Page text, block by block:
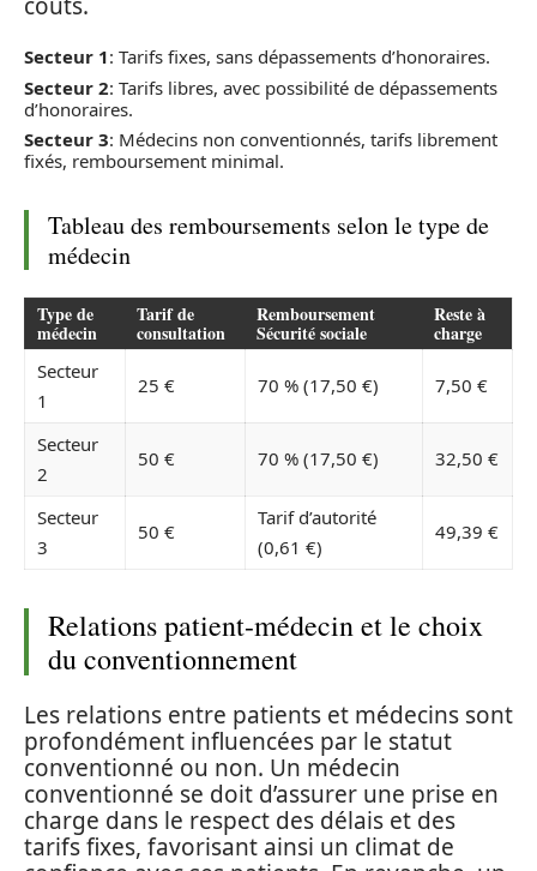
Secteur 1: Tarifs fixes, sans dépassements d’honoraires.
Secteur 2: Tarifs libres, avec possibilité de dépassements
d’honoraires.
Secteur 3: Médecins non conventionnés, tarifs librement
fixés, remboursement minimal.
Tableau des remboursements selon le type de
médecin
Type de
médecin
Tarif de
consultation
Remboursement
Sécurité sociale
Reste à
charge
Secteur
1
25 € 70 % (17,50 €) 7,50 €
Secteur
2
50 € 70 % (17,50 €) 32,50 €
Secteur
3
50 €
Tarif d’autorité
(0,61 €)
49,39 €
Relations patient-médecin et le choix
du conventionnement
Les relations entre patients et médecins sont
profondément influencées par le statut
conventionné ou non. Un médecin
conventionné se doit d’assurer une prise en
charge dans le respect des délais et des
tarifs fixes, favorisant ainsi un climat de